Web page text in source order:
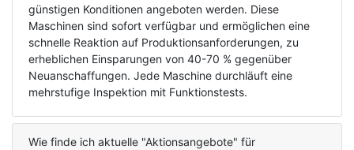
günstigen Konditionen angeboten werden. Diese
Maschinen sind sofort verfügbar und ermöglichen eine
schnelle Reaktion auf Produktionsanforderungen, zu
erheblichen Einsparungen von 40-70 % gegenüber
Neuanschaffungen. Jede Maschine durchläuft eine
mehrstufige Inspektion mit Funktionstests.
Wie finde ich aktuelle "Aktionsangebote" für